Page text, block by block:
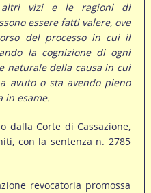
altri vizi e le ragioni di
essere fatti valere, ove
del processo in cui il
la cognizione di ogni
naturale della causa in cui
avuto o sta avendo pieno
in esame.
dalla Corte di Cassazione,
con la sentenza n. 2785
revocatoria promossa